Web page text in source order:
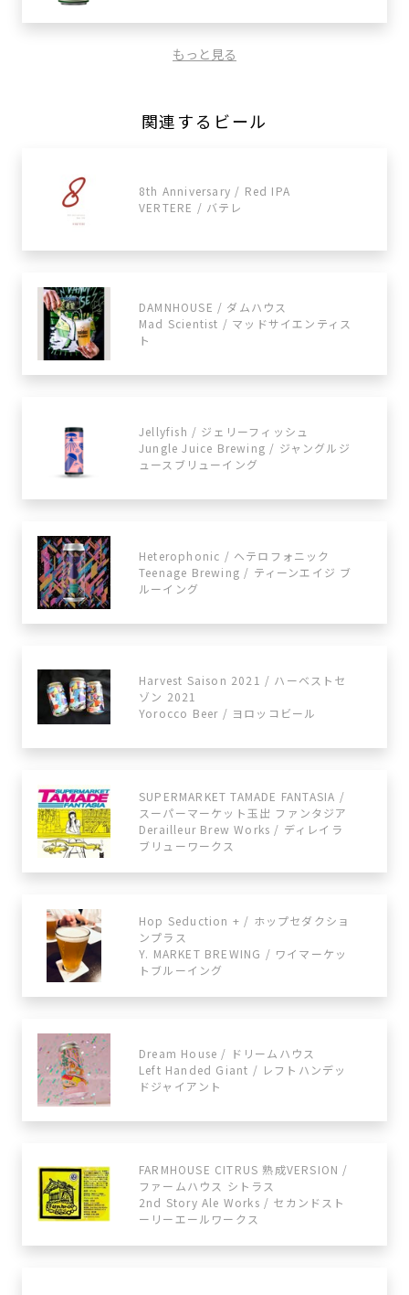
もっと見る
関連するビール
8th Anniversary / Red IPA
VERTERE / バテレ
DAMNHOUSE / ダムハウス
Mad Scientist / マッドサイエンティス
ト
Jellyfish / ジェリーフィッシュ
Jungle Juice Brewing / ジャングルジ
ュースブリューイング
Heterophonic / ヘテロフォニック
Teenage Brewing / ティーンエイジ ブ
ルーイング
Harvest Saison 2021 / ハーベストセ
ゾン 2021
Yorocco Beer / ヨロッコビール
SUPERMARKET TAMADE FANTASIA /
スーパーマーケット玉出 ファンタジア
Derailleur Brew Works / ディレイラ
ブリューワークス
Hop Seduction + / ホップセダクショ
ンプラス
Y. MARKET BREWING / ワイマーケッ
トブルーイング
Dream House / ドリームハウス
Left Handed Giant / レフトハンデッ
ドジャイアント
FARMHOUSE CITRUS 熟成VERSION /
ファームハウス シトラス
2nd Story Ale Works / セカンドスト
ーリーエールワークス